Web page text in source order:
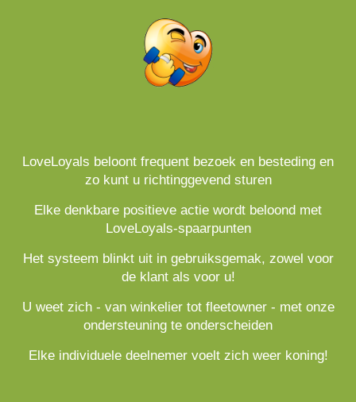
LoveLoyals beloont frequent bezoek en besteding en
zo kunt u richtinggevend sturen
Elke denkbare positieve actie wordt beloond met
LoveLoyals-spaarpunten
Het systeem blinkt uit in gebruiksgemak, zowel voor
de klant als voor u!
U weet zich - van winkelier tot fleetowner - met onze
ondersteuning te onderscheiden
Elke individuele deelnemer voelt zich weer koning!